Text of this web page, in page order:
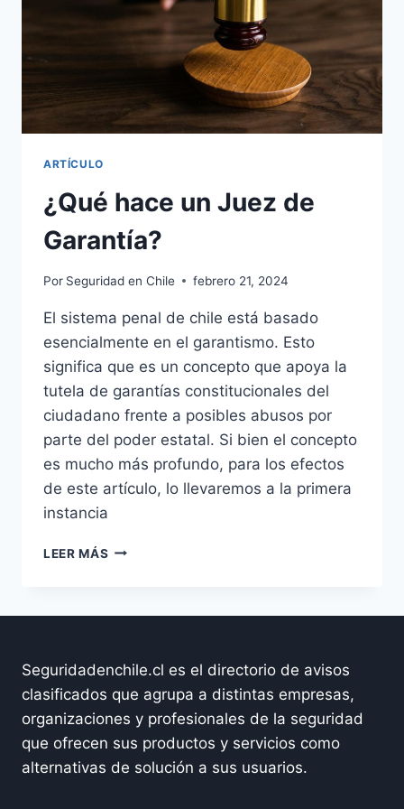
ARTÍCULO
¿Qué hace un Juez de
Garantía?
Por Seguridad en Chile febrero 21, 2024
El sistema penal de chile está basado
esencialmente en el garantismo. Esto
significa que es un concepto que apoya la
tutela de garantías constitucionales del
ciudadano frente a posibles abusos por
parte del poder estatal. Si bien el concepto
es mucho más profundo, para los efectos
de este artículo, lo llevaremos a la primera
instancia
LEER MÁS ¿QUÉ
Seguridadenchile.cl es el directorio de avisos
clasificados que agrupa a distintas empresas,
organizaciones y profesionales de la seguridad
que ofrecen sus productos y servicios como
alternativas de solución a sus usuarios.